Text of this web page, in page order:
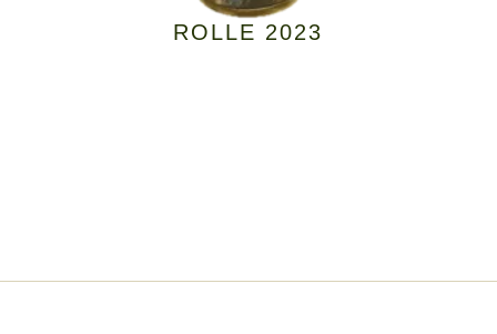
ROLLE 2023